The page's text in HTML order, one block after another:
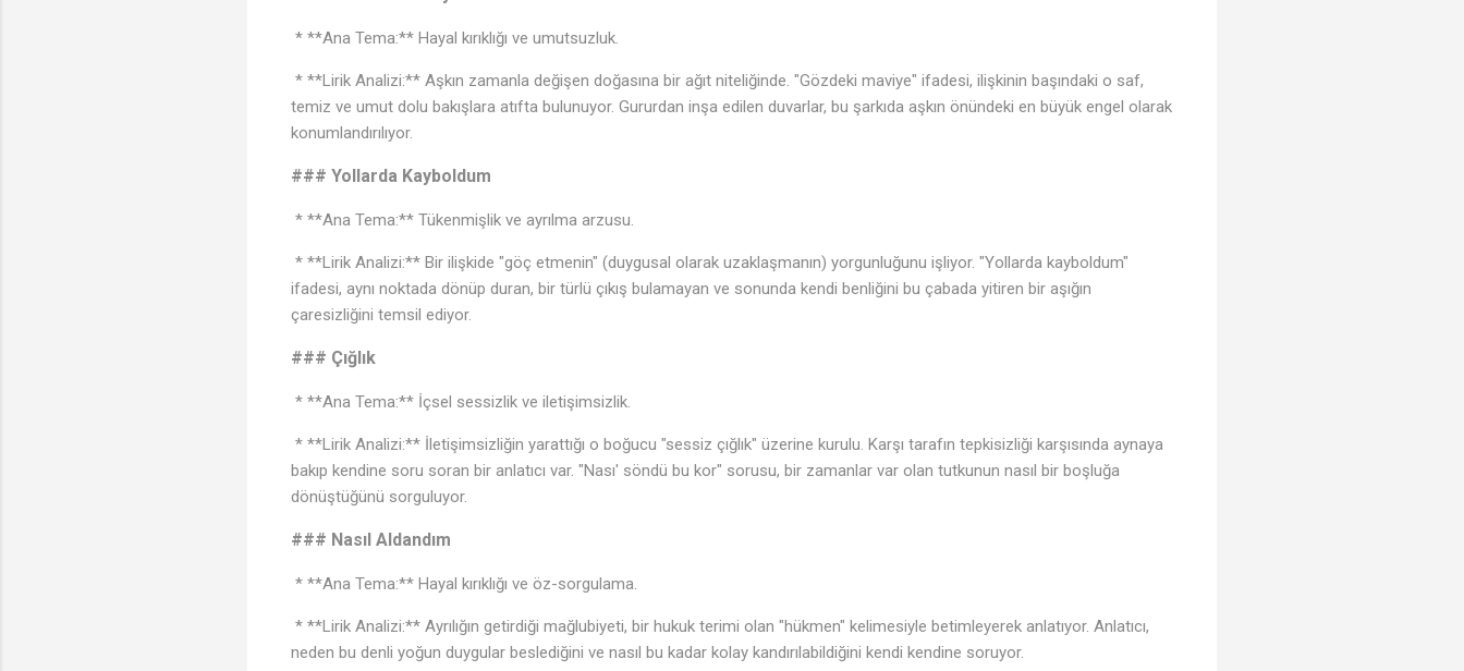
* **Ana Tema:** Hayal kırıklığı ve umutsuzluk.
* **Lirik Analizi:** Aşkın zamanla değişen doğasına bir ağıt niteliğinde. "Gözdeki maviye" ifadesi, ilişkinin başındaki o saf,
temiz ve umut dolu bakışlara atıfta bulunuyor. Gururdan inşa edilen duvarlar, bu şarkıda aşkın önündeki en büyük engel olarak
konumlandırılıyor.
### Yollarda Kayboldum
* **Ana Tema:** Tükenmişlik ve ayrılma arzusu.
* **Lirik Analizi:** Bir ilişkide "göç etmenin" (duygusal olarak uzaklaşmanın) yorgunluğunu işliyor. "Yollarda kayboldum"
ifadesi, aynı noktada dönüp duran, bir türlü çıkış bulamayan ve sonunda kendi benliğini bu çabada yitiren bir aşığın
çaresizliğini temsil ediyor.
### Çığlık
* **Ana Tema:** İçsel sessizlik ve iletişimsizlik.
* **Lirik Analizi:** İletişimsizliğin yarattığı o boğucu "sessiz çığlık" üzerine kurulu. Karşı tarafın tepkisizliği karşısında aynaya
bakıp kendine soru soran bir anlatıcı var. "Nası' söndü bu kor" sorusu, bir zamanlar var olan tutkunun nasıl bir boşluğa
dönüştüğünü sorguluyor.
### Nasıl Aldandım
* **Ana Tema:** Hayal kırıklığı ve öz-sorgulama.
* **Lirik Analizi:** Ayrılığın getirdiği mağlubiyeti, bir hukuk terimi olan "hükmen" kelimesiyle betimleyerek anlatıyor. Anlatıcı,
neden bu denli yoğun duygular beslediğini ve nasıl bu kadar kolay kandırılabildiğini kendi kendine soruyor.